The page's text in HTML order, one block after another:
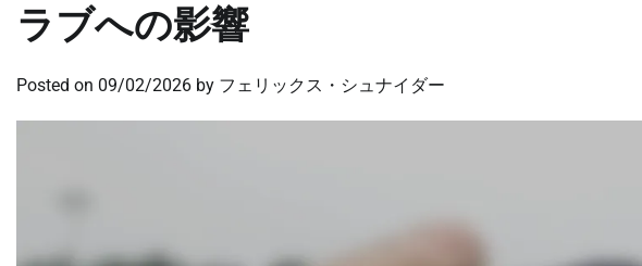
ラブへの影響
Posted on 09/02/2026 by フェリックス・シュナイダー